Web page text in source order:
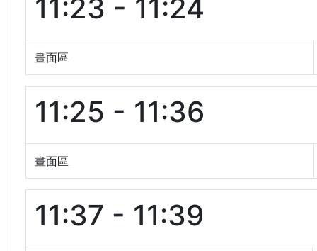
11:23 - 11:24
畫面區
11:25 - 11:36
畫面區
11:37 - 11:39